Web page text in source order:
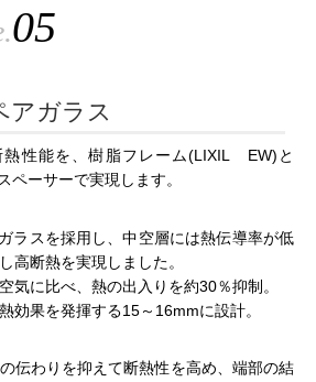
05
アガラス
熱性能を、樹脂フレーム(LIXIL EW)と
ペーサーで実現します。
ラスを採用し、中空層には熱伝導率が低
高断熱を実現しました。
気に比べ、熱の出入りを約30％抑制。
効果を発揮する15～16mmに設計。
伝わりを抑えて断熱性を高め、端部の結